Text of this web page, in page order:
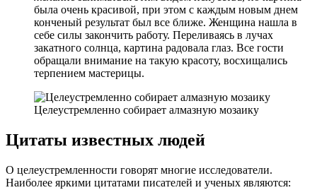
была очень красивой, при этом с каждым новым днем
конченый результат был все ближе. Женщина нашла в
себе силы закончить работу. Переливаясь в лучах
закатного солнца, картина радовала глаз. Все гости
обращали внимание на такую красоту, восхищались
терпением мастерицы.
Целеустремленно собирает алмазную мозаику
Цитаты известных людей
О целеустремленности говорят многие исследователи.
Наиболее яркими цитатами писателей и ученых являются: